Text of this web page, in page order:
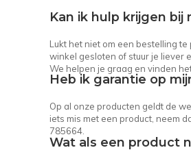
Kan ik hulp krijgen bij
Lukt het niet om een bestelling
winkel gesloten of stuur je liever
We helpen je graag en vinden
Heb ik garantie op
Op al onze producten geldt de
iets mis met een product, neem
785664.
Wat als een product